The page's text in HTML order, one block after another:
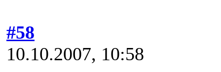
#58
10.10.2007, 10:58